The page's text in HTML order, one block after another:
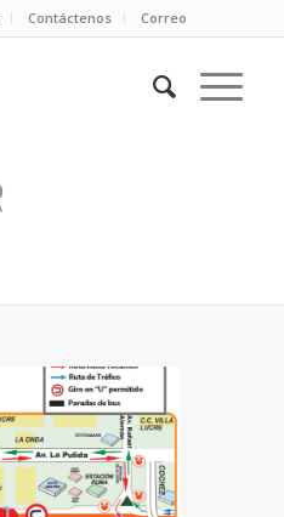
Contáctenos Correo